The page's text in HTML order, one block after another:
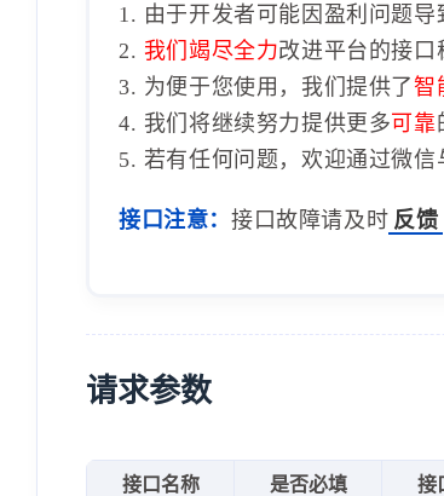
1. 由于开发者可能因盈利问题导
2. 我们竭尽全力改进平台的接口
3. 为便于您使用，我们提供了智
4. 我们将继续努力提供更多可靠
5. 若有任何问题，欢迎通过微信
接口注意： 接口故障请及时 反馈
请求参数
接口名称 是否必填 接